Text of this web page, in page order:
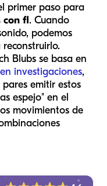
primer paso para
fl. Cuando
podemos
Blubs se basa en
investigaciones,
emitir estos
espejo" en el
movimientos de